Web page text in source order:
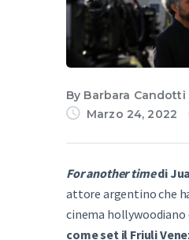
By Barbara Candotti
Marzo 24, 2022
For another timedi
attore argentino che
cinema
come set il Friuli